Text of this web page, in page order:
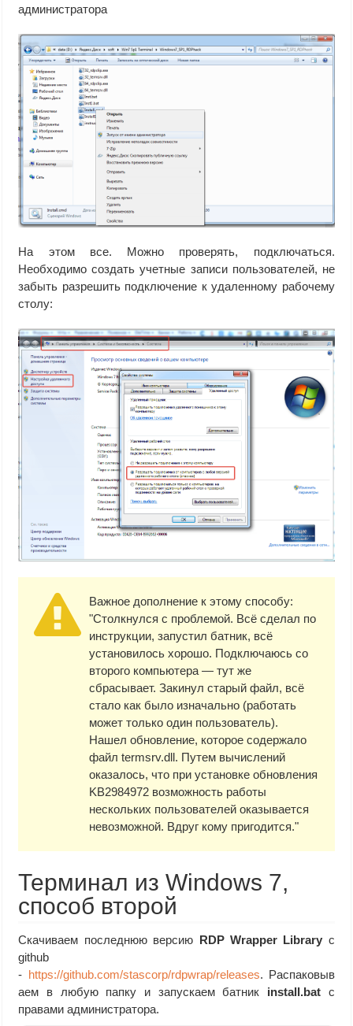
администратора
На этом все. Можно проверять, подключаться.
Необходимо создать учетные записи пользователей, не
забыть разрешить подключение к удаленному рабочему
столу:
Важное дополнение к этому способу:
"Столкнулся с проблемой. Всё сделал по
инструкции, запустил батник, всё
установилось хорошо. Подключаюсь со
второго компьютера — тут же
сбрасывает. Закинул старый файл, всё
стало как было изначально (работать
может только один пользователь).
Нашел обновление, которое содержало
файл termsrv.dll. Путем вычислений
оказалось, что при установке обновления
KB2984972 возможность работы
нескольких пользователей оказывается
невозможной. Вдруг кому пригодится."
Терминал из Windows 7,
способ второй
Скачиваем последнюю версию RDP Wrapper Library с
github
- https://github.com/stascorp/rdpwrap/releases. Распаковыв
аем в любую папку и запускаем батник install.bat с
правами администратора.